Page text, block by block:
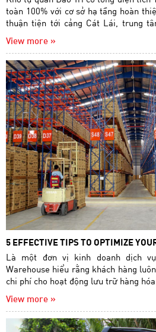
toàn 100% với cơ sở hạ tầng hoàn
thuận tiện tới cảng Cát Lái, trung
chỉnh diện tích theo yêu cầu quý
View more »
5 EFFECTIVE TIPS TO OPTIMIZE
Là một đơn vị kinh doanh dịch
Warehouse hiểu rằng khách hàng
chi phí cho hoạt động lưu trữ hàng
View more »